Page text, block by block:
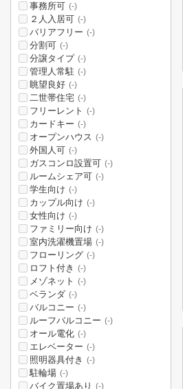
事務所可 (-)
２人入居可 (-)
バリアフリー (-)
分割可 (-)
分譲タイプ (-)
管理人常駐 (-)
眺望良好 (-)
二世帯住宅 (-)
フリーレント (-)
カードキー (-)
オープンハウス (-)
外国人可 (-)
ガスコンロ設置可 (-)
ルームシェア可 (-)
学生向け (-)
カップル向け (-)
女性向け (-)
ファミリー向け (-)
室内洗濯機置場 (-)
フローリング (-)
ロフト付き (-)
メゾネット (-)
ベランダ (-)
バルコニー (-)
ルーフバルコニー (-)
オール電化 (-)
エレベーター (-)
照明器具付き (-)
駐輪場 (-)
バイク置場あり (-)